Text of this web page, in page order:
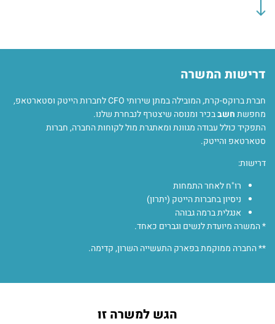
דרישות המשרה
חברת ברוקס-קרת, המובילה במתן שירותי CFO לחברות הייטק וסטארטאפ,
מחפשתחשבבכיר ומנוסה שיצטרף לנבחרת שלנו.
התפקיד כולל עבודה מגוונת ומאתגרת מול לקוחות החברה, חברות
סטארטאפ והייטק.
דרישות:
רו"ח לאחר התמחות
ניסיון בחברות הייטק (יתרון)
אנגלית ברמה גבוהה
* המשרה מיועדת לנשים וגברים כאחד.
** החברה ממוקמת בפארק התעשייה השרון, קדימה.
הגש למשרה זו